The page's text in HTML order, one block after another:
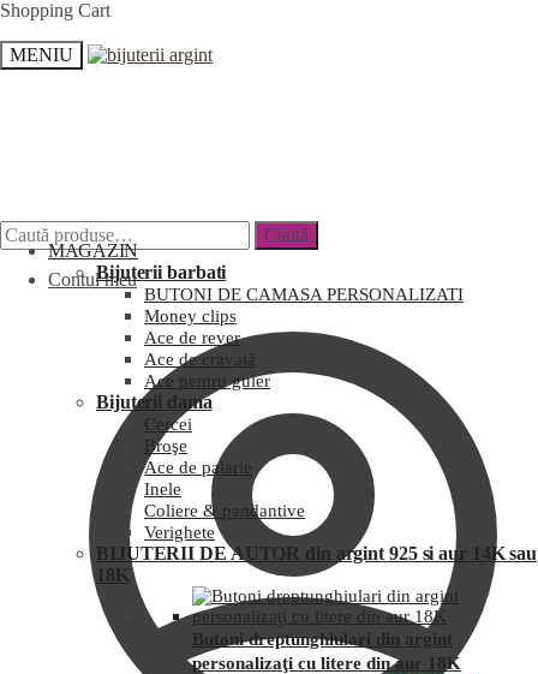
Shopping Cart
MENIU
Caută
Contul meu
MAGAZIN
Bijuterii barbati
BUTONI DE CAMASA PERSONALIZATI
Money clips
Ace de rever
Ace de cravată
Ace pentru guler
Bijuterii dama
Cercei
Broşe
Ace de palarie
Inele
Coliere & pandantive
Verighete
BIJUTERII DE AUTOR din argint 925 si aur 14K sau
18K
Butoni dreptunghiulari din argint
personalizaţi cu litere din aur 18K